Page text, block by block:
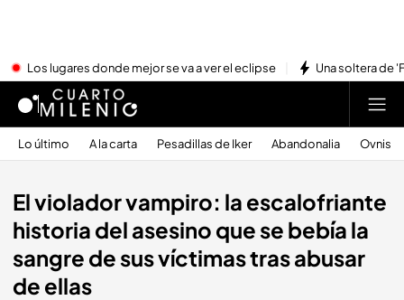
Los lugares donde mejor se va a ver el eclipse Una soltera de
Lo último A la carta Pesadillas de Iker Abandonalia Ovnis
El violador vampiro: la escalofriante
historia del asesino que se bebía la
sangre de sus víctimas tras abusar
de ellas